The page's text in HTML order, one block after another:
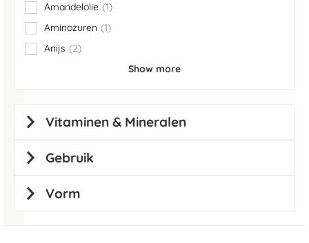
Amandelolie 1
item
Aminozuren
1
item
Anijs
2
items
Show more
Vitaminen & Mineralen
Gebruik
Vorm